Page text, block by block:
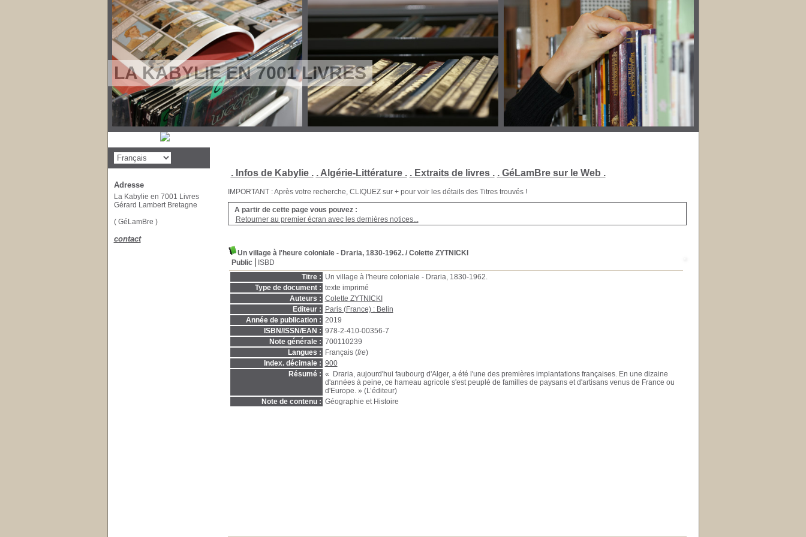
LA KABYLIE EN 7001 LIVRES
. Infos de Kabylie . . Algérie-Littérature . . Extraits de livres . . GéLamBre sur le Web .
IMPORTANT : Après votre recherche, CLIQUEZ sur + pour voir les détails des Titres trouvés !
A partir de cette page vous pouvez :
Retourner au premier écran avec les dernières notices...
Un village à l'heure coloniale - Draria, 1830-1962./ Colette ZYTNICKI
Public
ISBD
Titre : Un village à l'heure coloniale - Draria, 1830-1962.
Type de document : texte imprimé
Auteurs : Colette ZYTNICKI
Editeur :
Paris (France) : Belin
Année de publication : 2019
ISBN/ISSN/EAN : 978-2-410-00356-7
Note générale : 700110239
Langues :
Français (fre)
Index. décimale : 900
Résumé : « Draria, aujourd'hui faubourg d'Alger, a été l'une des premières implantations françaises. En une dizaine
d'années à peine, ce hameau agricole s'est peuplé de familles de paysans et d'artisans venus de France ou
d'Europe. » (L’éditeur)
Note de contenu : Géographie et Histoire
Adresse
La Kabylie en 7001 Livres
Gérard Lambert Bretagne
( GéLamBre )
contact